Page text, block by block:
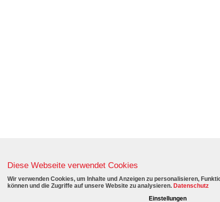
Diese Webseite verwendet Cookies
Wir verwenden Cookies, um Inhalte und Anzeigen zu personalisieren,
können und die Zugriffe auf unsere Website zu analysieren. Datenschutz
Einstellungen